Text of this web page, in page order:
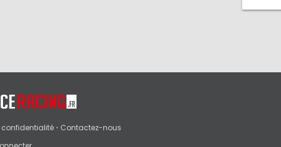
confidentialité• Contactez-nous